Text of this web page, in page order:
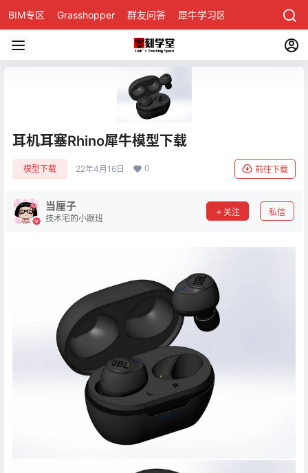
BIM专区 Grasshopper 群友问答 犀牛学习区
耳机耳塞Rhino犀牛模型下载
模型下载 22年4月16日 0 前往下载
当厘子
技术宅的小跟班
关注 私信